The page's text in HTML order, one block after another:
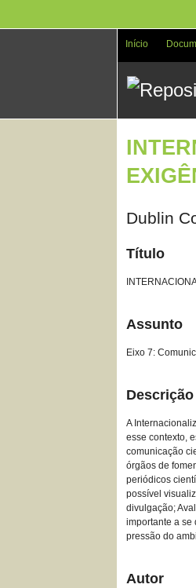
Início
Dublin
Título
Assunto
Eixo 7:
Descrição
A
esse contexto,
comunicação
órgãos de
periódicos
possível
divulgação;
importante a se
pressão do
Autor